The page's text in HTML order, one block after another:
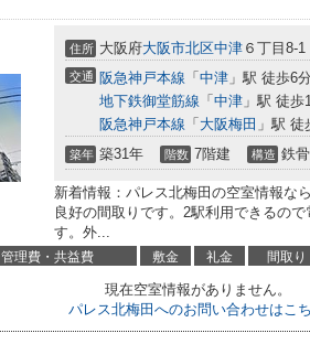
住所 大阪府大阪市北区中津 ６丁目8-1
交通 阪急神戸本線 「 中津 」駅 徒歩6分
地下鉄御堂筋線 「 中津 」駅 徒歩
阪急神戸本線 「 大阪梅田 」駅 徒
築年 築31年 階数 7階建 構造 鉄
新着情報：パレス北梅田の空室情報な
良好の間取りです。2駅利用できるの
す。外...
管理費・共益費 敷金 礼金 間取り
現在空室情報がありません。
パレス北梅田へのお問い合わせはこ